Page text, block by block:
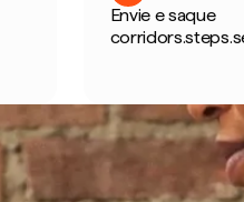
Envie e saque